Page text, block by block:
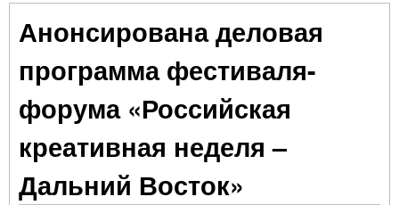
Анонсирована деловая
программа фестиваля-
форума «Российская
креативная неделя –
Дальний Восток»